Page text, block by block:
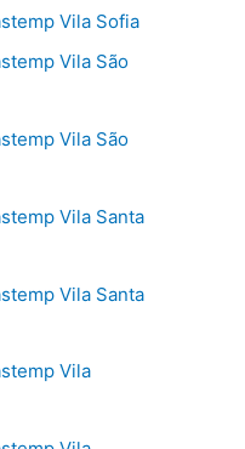
Vila Sofia
Vila São
Vila São
Vila Santa
Vila Santa
Vila